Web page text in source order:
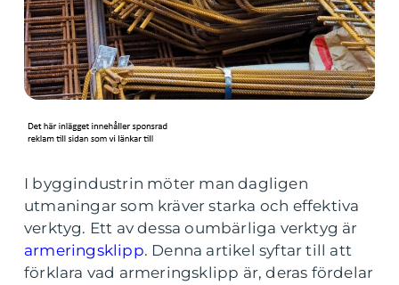
I byggindustrin möter man dagligen
utmaningar som kräver starka och effektiva
verktyg. Ett av dessa oumbärliga verktyg är
armeringsklipp. Denna artikel syftar till att
förklara vad armeringsklipp är, deras fördelar